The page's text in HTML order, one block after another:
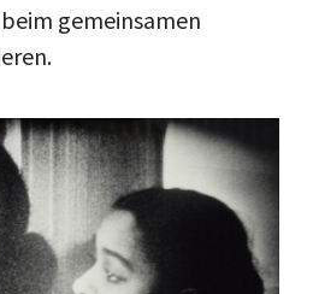
gemeinsamen